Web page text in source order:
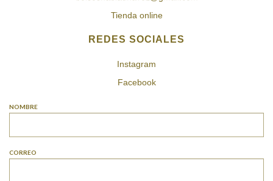
Tienda online
REDES SOCIALES
Instagram
Facebook
NOMBRE
CORREO